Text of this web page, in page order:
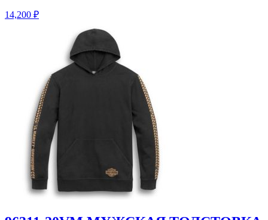
14,200 ₽